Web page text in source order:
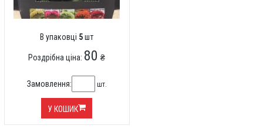
В упаковці 5шт
Роздрібна ціна: 80 ₴
Замовлення: шт.
У КОШИК